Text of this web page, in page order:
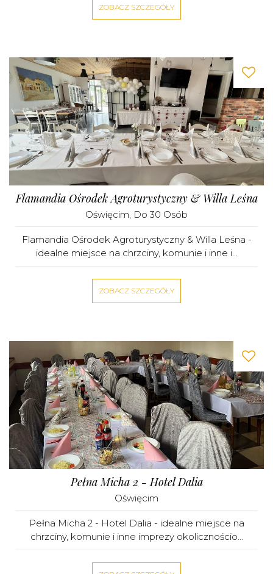
ZOBACZ SZCZEGÓŁY
Flamandia Ośrodek Agroturystyczny & Willa Leśna
Oświęcim, Do 30 Osób
Flamandia Ośrodek Agroturystyczny & Willa Leśna -
idealne miejsce na chrzciny, komunie i inne i...
ZOBACZ SZCZEGÓŁY
Pełna Micha 2 - Hotel Dalia
Oświęcim
Pełna Micha 2 - Hotel Dalia - idealne miejsce na
chrzciny, komunie i inne imprezy okolicznościo...